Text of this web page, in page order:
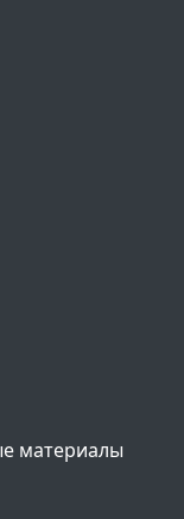
материалы